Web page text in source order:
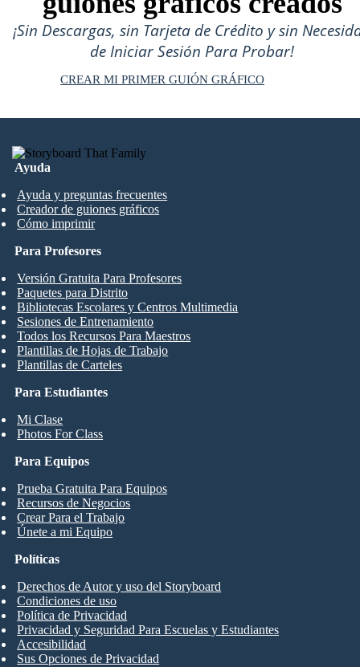
¡Sin Descargas, sin Tarjeta de Crédito y sin
de Iniciar Sesión Para Probar!
CREAR MI PRIMER GUIÓN GRÁFICO
Ayuda
Ayuda y preguntas frecuentes
Creador de guiones gráficos
Cómo imprimir
Para Estudiantes
Mi Clase
Photos For Class
Para Profesores
Versión Gratuita Para Profesores
Paquetes para Distrito
Bibliotecas Escolares y Centros Multimedia
Sesiones de Entrenamiento
Todos los Recursos Para Maestros
Plantillas de Hojas de Trabajo
Plantillas de Carteles
Para Equipos
Prueba Gratuita Para Equipos
Recursos de Negocios
Crear Para el Trabajo
Únete a mi Equipo
Políticas
Derechos de Autor y uso del Storyboard
Condiciones de uso
Política de Privacidad
Privacidad y Seguridad Para Escuelas y Estudiantes
Accesibilidad
Sus Opciones de Privacidad